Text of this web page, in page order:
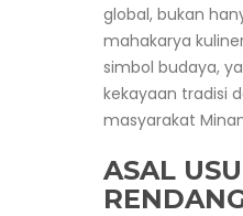
global, bukan
mahakarya
simbol budaya,
kekayaan tradisi
masyarakat
ASAL